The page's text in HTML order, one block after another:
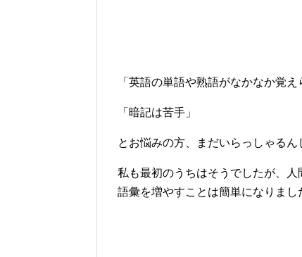
「英語の単語や熟語がなかなか覚え
「暗記は苦手」
とお悩みの方、まだいらっしゃるん
私も最初のうちはそうでしたが、人
語彙を増やすことは簡単になりまし